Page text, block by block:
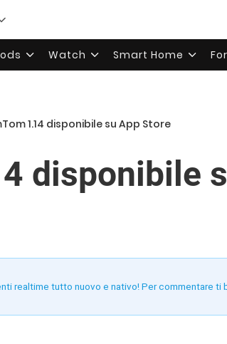
Watch Smart Home
1.14 disponibile su App Store
disponibile
realtime tutto nuovo e nativo! Per commentare